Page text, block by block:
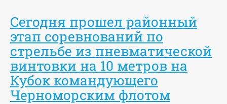
Сегодня прошел районный
этап соревнований по
стрельбе из пневматической
винтовки на 10 метров на
Кубок командующего
Черноморским флотом